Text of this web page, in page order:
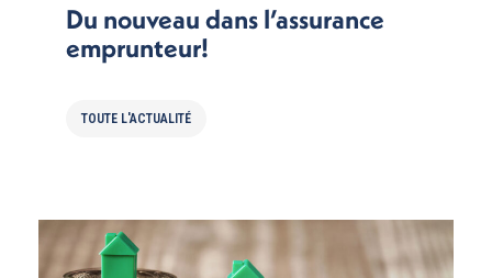
Du nouveau dans l’assurance
emprunteur!
TOUTE L'ACTUALITÉ